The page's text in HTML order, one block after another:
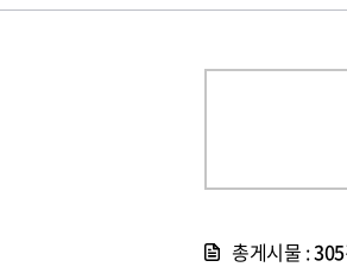
총게시물 :305